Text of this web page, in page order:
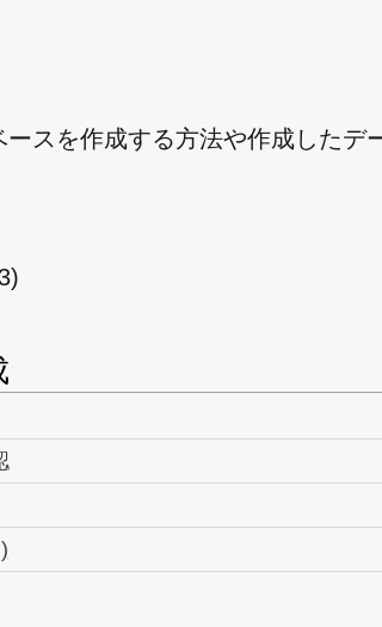
スを作成する方法や作成した
)